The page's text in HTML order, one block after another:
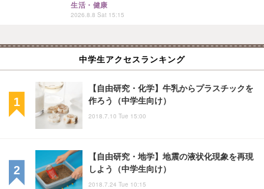
生活・健康
2026.8.8 Sat 15:15
中学生アクセスランキング
【自由研究・化学】牛乳からプラスチックを
作ろう（中学生向け）
2018.7.10 Tue 15:00
【自由研究・地学】地震の液状化現象を再現
しよう（中学生向け）
2018.7.24 Tue 10:15